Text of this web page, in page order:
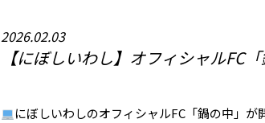
2026.02.03
【にぼしいわし】オフィシャルFC
にぼしいわしのオフィシャルFC「鍋の中」が